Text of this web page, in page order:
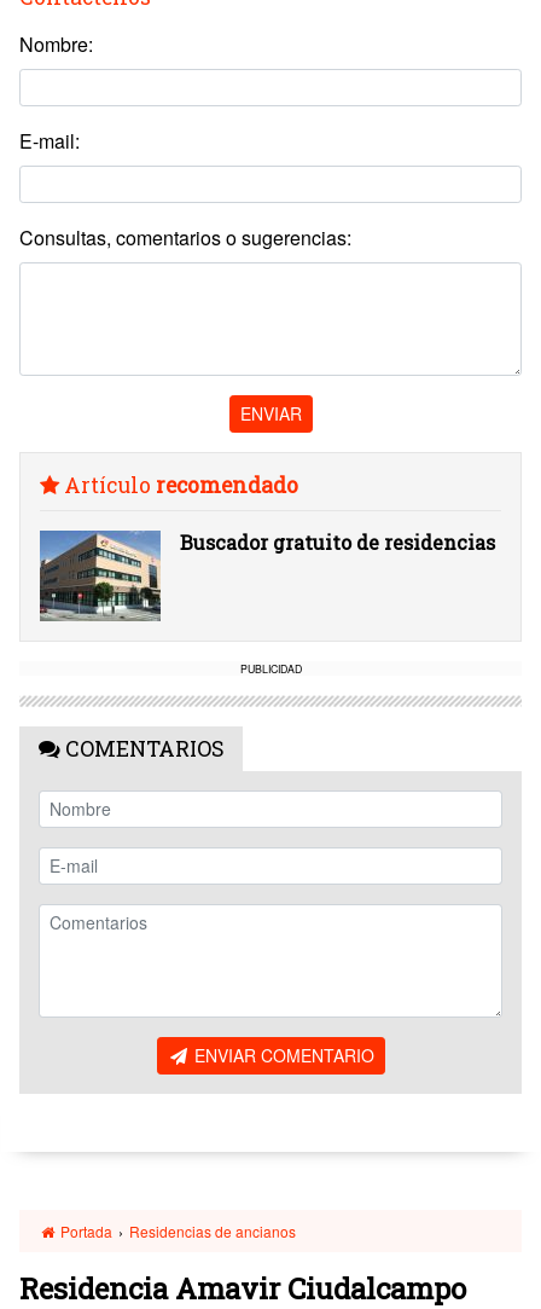
Nombre:
E-mail:
Consultas, comentarios o sugerencias:
ENVIAR
Artículo recomendado
Buscador gratuito de residencias
PUBLICIDAD
COMENTARIOS
ENVIAR COMENTARIO
Portada › Residencias de ancianos
Residencia Amavir Ciudalcampo